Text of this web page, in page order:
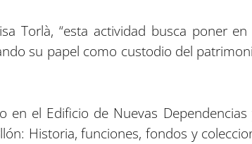
Torlà, “esta actividad busca poner
su papel como custodio del
en el Edificio de Nuevas
Historia, funciones, fondos y